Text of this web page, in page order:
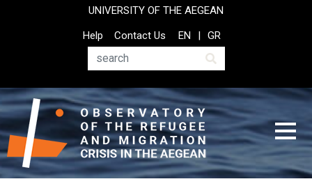
UNIVERSITY OF THE AEGEAN
Top
Header
Help
Contact Us
Search
EN GR